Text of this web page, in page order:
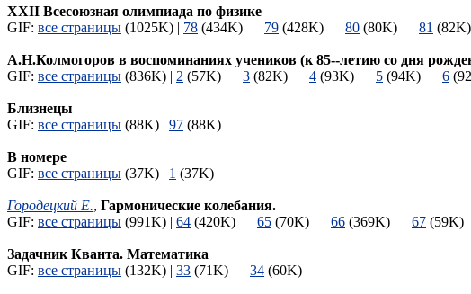
XXII Всесоюзная олимпиада по физике
GIF: все страницы (1025K) | 78 (434K) 79 (428K) 80 (80K) 81
А.Н.Колмогоров в воспоминаниях учеников (к 85--летию со дня
GIF: все страницы (836K) | 2 (57K) 3 (82K) 4 (93K) 5 (94K) 6
Близнецы
GIF: все страницы (88K) | 97 (88K)
В номере
GIF: все страницы (37K) | 1 (37K)
Городецкий Е., Гармонические колебания.
GIF: все страницы (991K) | 64 (420K) 65 (70K) 66 (369K) 67
Задачник Кванта. Математика
GIF: все страницы (132K) | 33 (71K) 34 (60K)